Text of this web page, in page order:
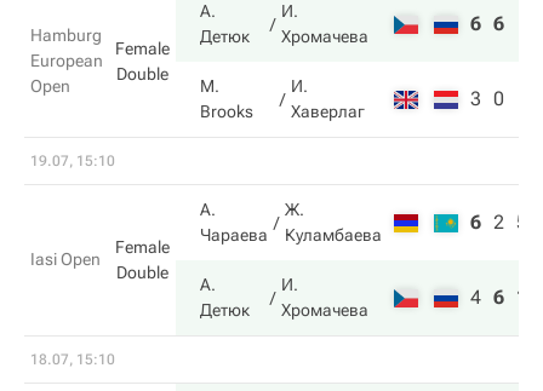
Hamburg
European
Open
Female
Double
А.
Детюк
И.
Хромачева
6 6
M.
Brooks
И.
Хаверлаг
3 0
19.07, 15:10
Iasi Open
Female
Double
А.
Чараева
Ж.
Куламбаева
6 2 5
А.
Детюк
И.
Хромачева
4 6 10
18.07, 15:10